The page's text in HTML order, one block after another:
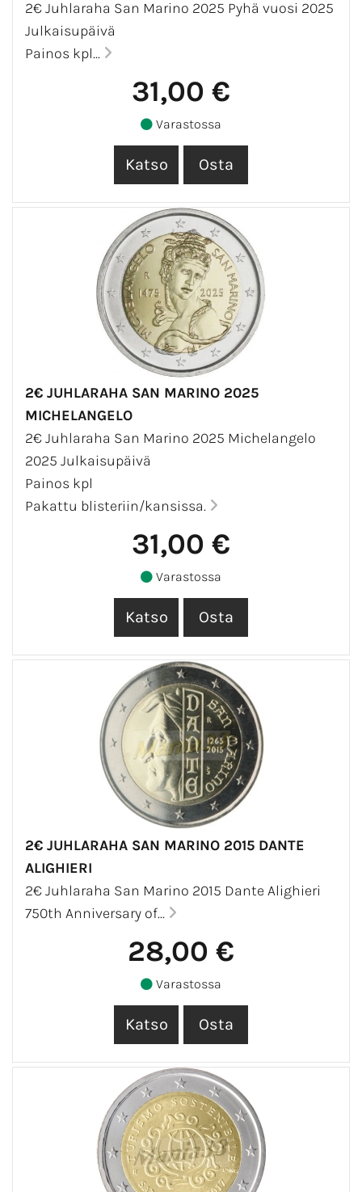
2€ Juhlaraha San Marino 2025 Pyhä vuosi 2025
Julkaisupäivä
Painos kpl...
31,00 €
Varastossa
2€ JUHLARAHA SAN MARINO 2025
MICHELANGELO
2€ Juhlaraha San Marino 2025 Michelangelo
2025 Julkaisupäivä
Painos kpl
Pakattu blisteriin/kansissa.
31,00 €
Varastossa
2€ JUHLARAHA SAN MARINO 2015 DANTE
ALIGHIERI
2€ Juhlaraha San Marino 2015 Dante Alighieri
750th Anniversary of...
28,00 €
Varastossa